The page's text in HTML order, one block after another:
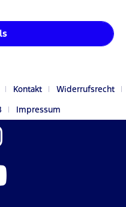
Kontakt
Widerrufsrecht
Impressum